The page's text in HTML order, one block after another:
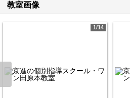
教室画像
1/14